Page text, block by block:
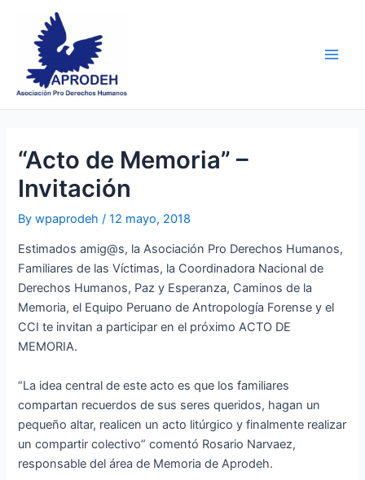
content
“Acto de Memoria” –
Invitación
Bywpaprodeh/12 mayo, 2018
Estimados amig@s, la Asociación Pro Derechos Humanos,
Familiares de las Víctimas, la Coordinadora Nacional de
Derechos Humanos, Paz y Esperanza, Caminos de la
Memoria, el Equipo Peruano de Antropología Forense y el
CCI te invitan a participar en el próximo ACTO DE
MEMORIA.
“La idea central de este acto es que los familiares
compartan recuerdos de sus seres queridos, hagan un
pequeño altar, realicen un acto litúrgico y finalmente realizar
un compartir colectivo” comentó Rosario Narvaez,
responsable del área de Memoria de Aprodeh.
navigation